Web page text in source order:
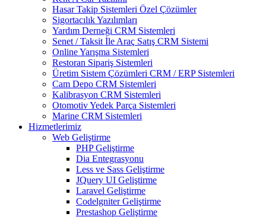
Hasar Takip Sistemleri Özel Çözümler
Sigortacılık Yazılımları
Yardım Derneği CRM Sistemleri
Senet / Taksit İle Araç Satış CRM Sistemi
Online Yarışma Sistemleri
Restoran Sipariş Sistemleri
Üretim Sistem Çözümleri CRM / ERP Sistemleri
Cam Depo CRM Sistemleri
Kalibrasyon CRM Sistemleri
Otomotiv Yedek Parça Sistemleri
Marine CRM Sistemleri
Hizmetlerimiz
Web Geliştirme
PHP Geliştirme
Dia Entegrasyonu
Less ve Sass Geliştirme
JQuery UI Geliştirme
Laravel Geliştirme
Codelgniter Geliştirme
Prestashop Geliştirme